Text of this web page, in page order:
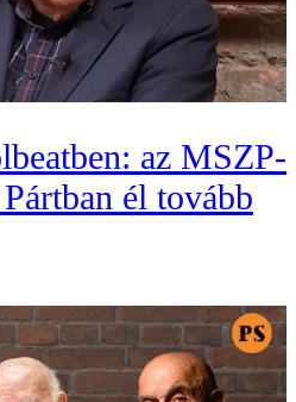
az MSZP-
él tovább